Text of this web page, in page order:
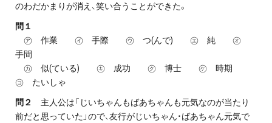
のわだかまりが消え、笑い合うことができた。
問１
㋐ 作業 ㋑ 手際 ㋒ つ(んで) ㋓ 純 ㋔
手間
㋕ 似(ている) ㋖ 成功 ㋗ 博士 ㋘ 時期
㋙ たいしゃ
問２ 主人公は「じいちゃんもばあちゃんも元気なのが当たり
前だと思っていた」ので、友行がじいちゃん・ばあちゃん元気で